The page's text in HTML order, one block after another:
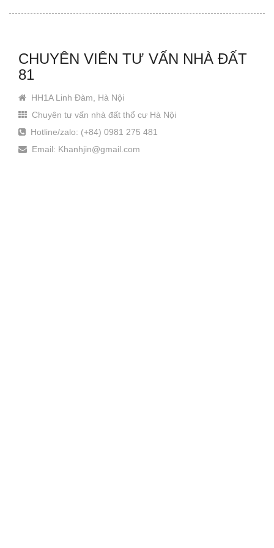
CHUYÊN VIÊN TƯ VẤN NHÀ ĐẤT
81
HH1A Linh Đàm, Hà Nội
Chuyên tư vấn nhà đất thổ cư Hà Nội
Hotline/zalo: (+84) 0981 275 481
Email: Khanhjin@gmail.com